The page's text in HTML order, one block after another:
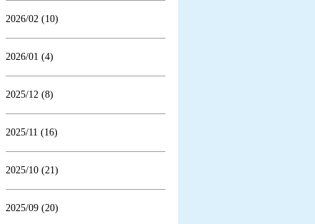
2026/02 (10)
2026/01 (4)
2025/12 (8)
2025/11 (16)
2025/10 (21)
2025/09 (20)